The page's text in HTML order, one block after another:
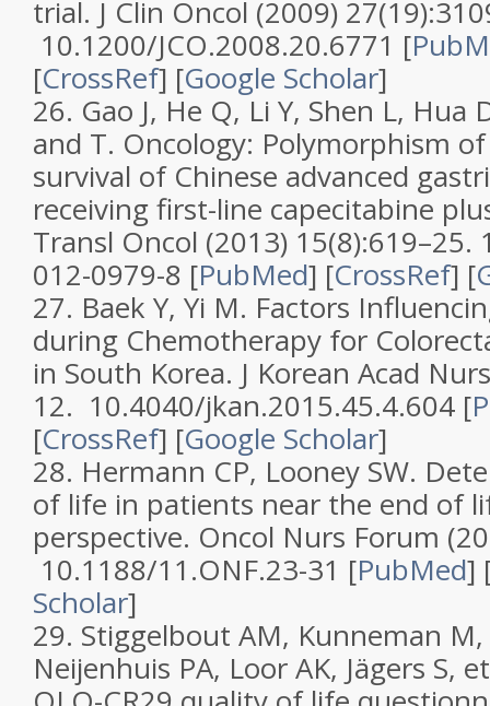
trial. J Clin Oncol (2009) 27(19
10.1200/JCO.2008.20.6771 [
[CrossRef] [Google Scholar]
26. Gao J, He Q, Li Y, Shen L, Hua
and T. Oncology: Polymorphism of
survival of Chinese advanced
receiving first-line capecitabine
Transl Oncol (2013) 15(8):619–25.
012-0979-8 [PubMed] [CrossRef] [
27. Baek Y, Yi M. Factors
during Chemotherapy for
in South Korea. J Korean Acad Nurs
12. 10.4040/jkan.2015.45.4.604 [
[CrossRef] [Google Scholar]
28. Hermann CP, Looney SW.
of life in patients near the end of
perspective. Oncol Nurs Forum
10.1188/11.ONF.23-31 [PubMed]
Scholar]
29. Stiggelbout AM, Kunneman M,
Neijenhuis PA, Loor AK, Jägers S,